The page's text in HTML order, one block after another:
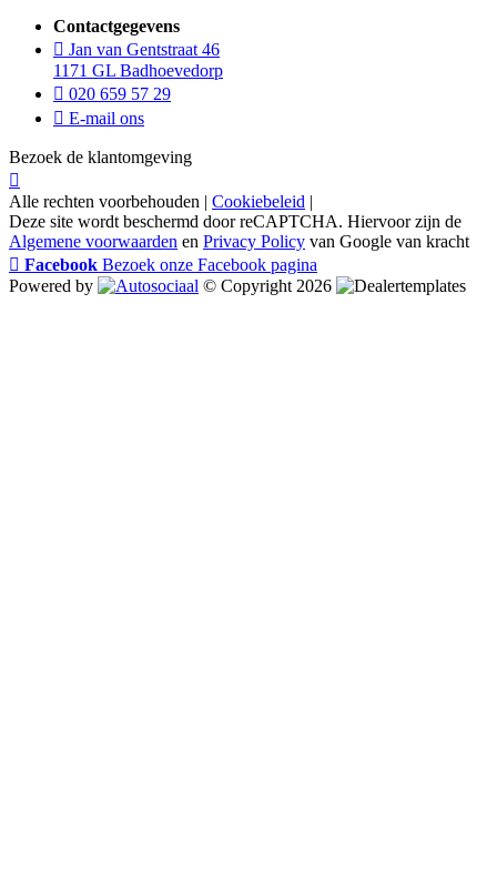
Contactgegevens
Jan van Gentstraat 46
1171 GL Badhoevedorp
020 659 57 29
E-mail ons
Bezoek de klantomgeving
Alle rechten voorbehouden | Cookiebeleid |
Deze site wordt beschermd door reCAPTCHA. Hiervoor zijn de
Algemene voorwaarden en Privacy Policy van Google van kracht
Facebook Bezoek onze Facebook pagina
Powered by
© Copyright 2026